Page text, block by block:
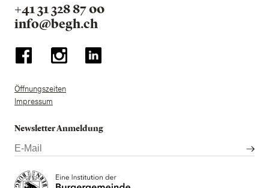
+41 31 328 87 00
info@begh.ch
Öffnungszeiten
Impressum
Newsletter Anmeldung
E-